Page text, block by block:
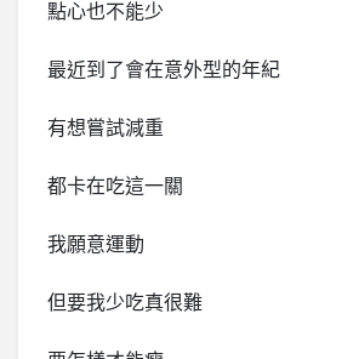
點心也不能少
最近到了會在意外型的年紀
有想嘗試減重
都卡在吃這一關
我願意運動
但要我少吃真很難